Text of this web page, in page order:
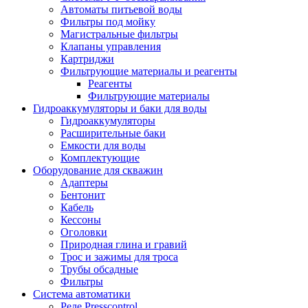
Автоматы питьевой воды
Фильтры под мойку
Магистральные фильтры
Клапаны управления
Картриджи
Фильтрующие материалы и реагенты
Реагенты
Фильтрующие материалы
Гидроаккумуляторы и баки для воды
Гидроаккумуляторы
Расширительные баки
Емкости для воды
Комплектующие
Оборудование для скважин
Адаптеры
Бентонит
Кабель
Кессоны
Оголовки
Природная глина и гравий
Трос и зажимы для троса
Трубы обсадные
Фильтры
Система автоматики